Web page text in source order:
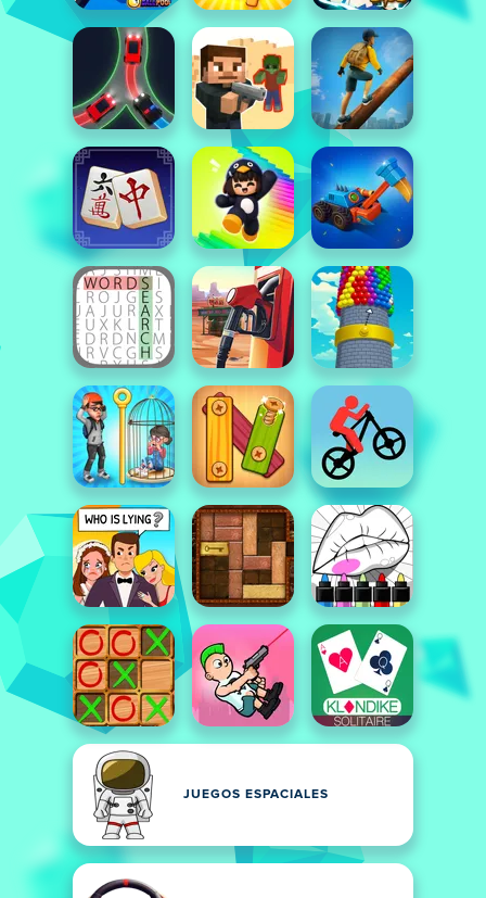
JUEGOS ESPACIALES